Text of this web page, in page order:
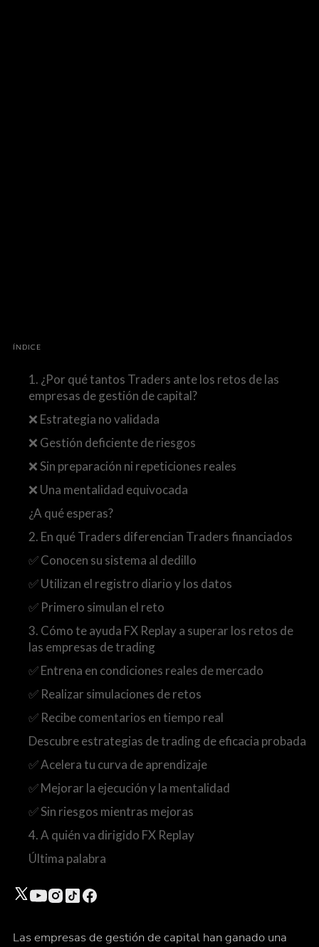
Las empresas de gestión de capital han ganado una
ÍNDICE
1. ¿Por qué tantos Traders ante los retos de las
empresas de gestión de capital?
❌ Estrategia no validada
❌ Gestión deficiente de riesgos
❌ Sin preparación ni repeticiones reales
❌ Una mentalidad equivocada
¿A qué esperas?
2. En qué Traders diferencian Traders financiados
✅ Conocen su sistema al dedillo
✅ Utilizan el registro diario y los datos
✅ Primero simulan el reto
3. Cómo te ayuda FX Replay a superar los retos de
las empresas de trading
✅ Entrena en condiciones reales de mercado
✅ Realizar simulaciones de retos
✅ Recibe comentarios en tiempo real
Descubre estrategias de trading de eficacia probada
✅ Acelera tu curva de aprendizaje
✅ Mejorar la ejecución y la mentalidad
✅ Sin riesgos mientras mejoras
4. A quién va dirigido FX Replay
Última palabra